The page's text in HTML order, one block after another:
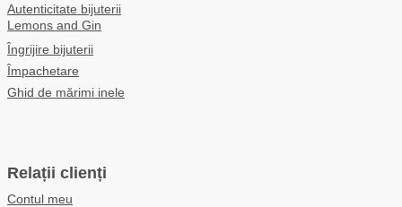
Autenticitate bijuterii
Lemons and Gin
Îngrijire bijuterii
Împachetare
Ghid de mărimi inele
Relații clienți
Contul meu